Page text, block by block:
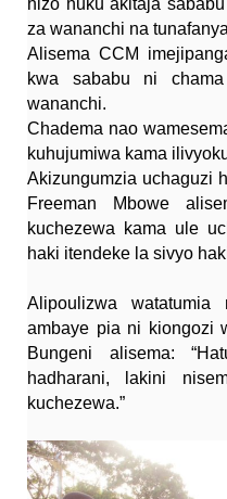
za wananchi na
Alisema CCM
kwa sababu ni
wananchi.
Chadema nao
kuhujumiwa kama
Akizungumzia uchaguzi
Freeman Mbowe
kuchezewa kama ule
haki itendeke la sivyo
Alipoulizwa
ambaye pia ni kiongozi
Bungeni alisema:
hadharani, lakini
kuchezewa.”